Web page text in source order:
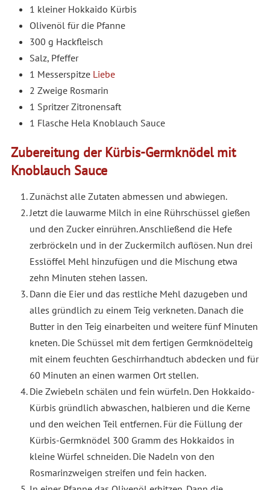
1 kleiner Hokkaido Kürbis
Olivenöl für die Pfanne
300 g Hackfleisch
Salz, Pfeffer
1 Messerspitze Liebe
2 Zweige Rosmarin
1 Spritzer Zitronensaft
1 Flasche Hela Knoblauch Sauce
Zubereitung der Kürbis-Germknödel mit
Knoblauch Sauce
Zunächst alle Zutaten abmessen und abwiegen.
Jetzt die lauwarme Milch in eine Rührschüssel gießen
und den Zucker einrühren. Anschließend die Hefe
zerbröckeln und in der Zuckermilch auflösen. Nun drei
Esslöffel Mehl hinzufügen und die Mischung etwa
zehn Minuten stehen lassen.
Dann die Eier und das restliche Mehl dazugeben und
alles gründlich zu einem Teig verkneten. Danach die
Butter in den Teig einarbeiten und weitere fünf Minuten
kneten. Die Schüssel mit dem fertigen Germknödelteig
mit einem feuchten Geschirrhandtuch abdecken und für
60 Minuten an einen warmen Ort stellen.
Die Zwiebeln schälen und fein würfeln. Den Hokkaido-
Kürbis gründlich abwaschen, halbieren und die Kerne
und den weichen Teil entfernen. Für die Füllung der
Kürbis-Germknödel 300 Gramm des Hokkaidos in
kleine Würfel schneiden. Die Nadeln von den
Rosmarinzweigen streifen und fein hacken.